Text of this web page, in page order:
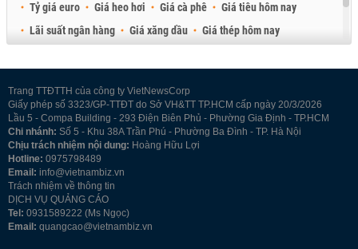
Tỷ giá euro
Giá heo hơi Giá cà phê
Giá tiêu hôm nay
Lãi suất ngân hàng
Giá xăng dầu
Giá thép hôm nay
Trang TTĐTTH của công ty VietNewsCorp
Giấy phép số 3323/GP-TTĐT do Sở VH&TT TP.HCM cấp ngày 20/3/2026
Lầu 5 - Compa Building - 293 Điện Biên Phủ - Phường Gia Định - TP.HCM
Chi nhánh: Số 5 - Khu 38A Trần Phú - Phường Ba Đình - TP. Hà Nội
Chịu trách nhiệm nội dung: Hoàng Hữu Lợi
Hotline: 0975798489
Email: info@vietnambiz.vn
Trách nhiệm về thông tin
DỊCH VỤ QUẢNG CÁO
Tel: 0931589222 (Ms Ngọc)
Email: quangcao@vietnambiz.vn